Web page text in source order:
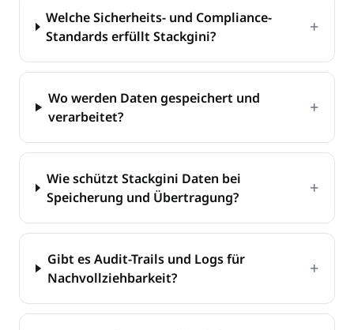
Welche Sicherheits- und Compliance-
Standards erfüllt Stackgini?
+
Wo werden Daten gespeichert und
verarbeitet?
+
Wie schützt Stackgini Daten bei
Speicherung und Übertragung?
+
Gibt es Audit-Trails und Logs für
Nachvollziehbarkeit?
+